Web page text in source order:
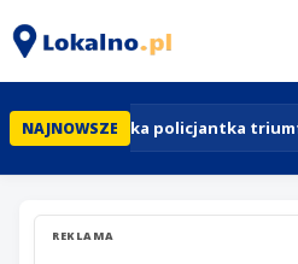
NAJNOWSZE
Bytomska policjantka
REKLAMA